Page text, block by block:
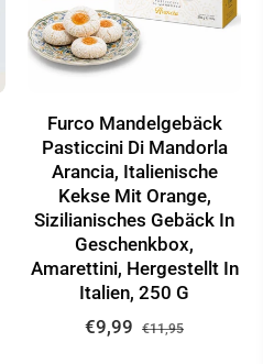
Furco Mandelgebäck
Pasticcini Di Mandorla
Arancia, Italienische
Kekse Mit Orange,
Sizilianisches Gebäck In
Geschenkbox,
Amarettini, Hergestellt In
Italien, 250 G
Normaler
€9,99 €11,95